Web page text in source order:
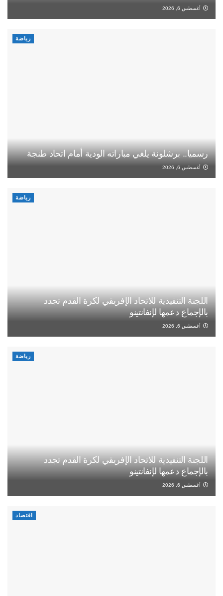
أغسطس 6, 2026
رياضة
رسميا.. برشلونة يلغي مباراته الودية أمام اتحاد طنجة
أغسطس 6, 2026
رياضة
اللجنة التنفيذية للاتحاد الإفريقي لكرة القدم تجدد
بالإجماع دعمها لإنفانتينو
أغسطس 6, 2026
رياضة
اللجنة التنفيذية للاتحاد الإفريقي لكرة القدم تجدد
بالإجماع دعمها لإنفانتينو
أغسطس 6, 2026
اقتصاد